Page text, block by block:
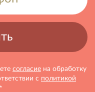
согласие на обработку
с политикой
*